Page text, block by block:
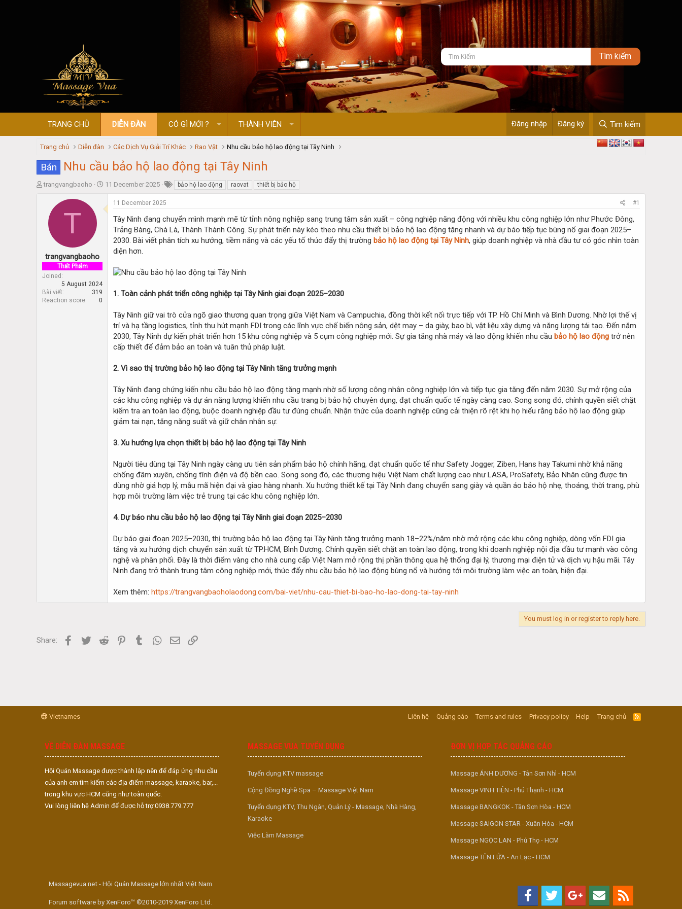
TRANG CHỦ DIỄN ĐÀN CÓ GÌ MỚI ? THÀNH VIÊN Đăng nhập Đăng ký Tìm kiếm
Trang chủ Diễn đàn Các Dịch Vụ Giải Trí Khác Rao Vặt Nhu cầu bảo hộ lao động tại Tây Ninh
Bán Nhu cầu bảo hộ lao động tại Tây Ninh
T
a
t
r
trangvangbaoho
S
r
11 December 2025 bảo hộ lao động raovat thiết bị bảo hộ
T
trangvangbaoho
Thất Phẩm
Joined
5 August 2024
Bài viết
319
Reaction score
0
11 December 2025 #1
Tây Ninh đang chuyển mình mạnh mẽ từ tỉnh nông nghiệp sang trung tâm sản xuất – công nghiệp năng động với nhiều khu công nghiệp lớn như Phước Đông,
Trảng Bàng, Chà Là, Thành Thành Công. Sự phát triển này kéo theo nhu cầu thiết bị bảo hộ lao động tăng nhanh và dự báo tiếp tục bùng nổ giai đoạn 2025–
2030. Bài viết phân tích xu hướng, tiềm năng và các yếu tố thúc đẩy thị trường bảo hộ lao động tại Tây Ninh, giúp doanh nghiệp và nhà đầu tư có góc nhìn toàn
diện hơn.
1. Toàn cảnh phát triển công nghiệp tại Tây Ninh giai đoạn 2025–2030
Tây Ninh giữ vai trò cửa ngõ giao thương quan trọng giữa Việt Nam và Campuchia, đồng thời kết nối trực tiếp với TP. Hồ Chí Minh và Bình Dương. Nhờ lợi thế vị
trí và hạ tầng logistics, tỉnh thu hút mạnh FDI trong các lĩnh vực chế biến nông sản, dệt may – da giày, bao bì, vật liệu xây dựng và năng lượng tái tạo. Đến năm
2030, Tây Ninh dự kiến phát triển hơn 15 khu công nghiệp và 5 cụm công nghiệp mới. Sự gia tăng nhà máy và lao động khiến nhu cầu bảo hộ lao động trở nên
cấp thiết để đảm bảo an toàn và tuân thủ pháp luật.
2. Vì sao thị trường bảo hộ lao động tại Tây Ninh tăng trưởng mạnh
Tây Ninh đang chứng kiến nhu cầu bảo hộ lao động tăng mạnh nhờ số lượng công nhân công nghiệp lớn và tiếp tục gia tăng đến năm 2030. Sự mở rộng của
các khu công nghiệp và dự án năng lượng khiến nhu cầu trang bị bảo hộ chuyên dụng, đạt chuẩn quốc tế ngày càng cao. Song song đó, chính quyền siết chặt
kiểm tra an toàn lao động, buộc doanh nghiệp đầu tư đúng chuẩn. Nhận thức của doanh nghiệp cũng cải thiện rõ rệt khi họ hiểu rằng bảo hộ lao động giúp
giảm tai nạn, tăng năng suất và giữ chân nhân sự.
3. Xu hướng lựa chọn thiết bị bảo hộ lao động tại Tây Ninh
Người tiêu dùng tại Tây Ninh ngày càng ưu tiên sản phẩm bảo hộ chính hãng, đạt chuẩn quốc tế như Safety Jogger, Ziben, Hans hay Takumi nhờ khả năng
chống đâm xuyên, chống tĩnh điện và độ bền cao. Song song đó, các thương hiệu Việt Nam chất lượng cao như LASA, ProSafety, Bảo Nhân cũng được tin
dùng nhờ giá hợp lý, mẫu mã hiện đại và giao hàng nhanh. Xu hướng thiết kế tại Tây Ninh đang chuyển sang giày và quần áo bảo hộ nhẹ, thoáng, thời trang, phù
hợp môi trường làm việc trẻ trung tại các khu công nghiệp lớn.
4. Dự báo nhu cầu bảo hộ lao động tại Tây Ninh giai đoạn 2025–2030
Dự báo giai đoạn 2025–2030, thị trường bảo hộ lao động tại Tây Ninh tăng trưởng mạnh 18–22%/năm nhờ mở rộng các khu công nghiệp, dòng vốn FDI gia
tăng và xu hướng dịch chuyển sản xuất từ TP.HCM, Bình Dương. Chính quyền siết chặt an toàn lao động, trong khi doanh nghiệp nội địa đầu tư mạnh vào công
nghệ và phân phối. Đây là thời điểm vàng cho nhà cung cấp Việt Nam mở rộng thị phần thông qua hệ thống đại lý, thương mại điện tử và dịch vụ hậu mãi. Tây
Ninh đang trở thành trung tâm công nghiệp mới, thúc đẩy nhu cầu bảo hộ lao động bùng nổ và hướng tới môi trường làm việc an toàn, hiện đại.
Xem thêm: https://trangvangbaoholaodong.com/bai-viet/nhu-cau-thiet-bi-bao-ho-lao-dong-tai-tay-ninh
You must log in or register to reply here.
Share: Facebook
Twitter Reddit PinterestTumblr WhatsApp
Email
Vietnames Liên hệ Quảng cáo Terms and rules Privacy policy Help Trang chủ
R
S
VỀ DIỄN ĐÀN MASSAGE
Hội Quán Massage được thành lập nên để đáp ứng nhu cầu
của anh em tìm kiếm các địa điểm massage, karaoke, bar,...
trong khu vực HCM cũng như toàn quốc.
Vui lòng liên hệ Admin để được hỗ trợ 0938.779.777
MASSAGE VUA TUYỂN DỤNG
Tuyển dụng KTV massage
Cộng Đồng Nghề Spa – Massage Việt Nam
Tuyển dụng KTV, Thu Ngân, Quản Lý - Massage, Nhà Hàng,
Karaoke
Việc Làm Massage
ĐƠN VỊ HỢP TÁC QUẢNG CÁO
Massage ÁNH DƯƠNG - Tân Sơn Nhì - HCM
Massage VINH TIÊN - Phú Thạnh - HCM
Massage BANGKOK - Tân Sơn Hòa - HCM
Massage SAIGON STAR - Xuân Hòa - HCM
Massage NGỌC LAN - Phú Thọ - HCM
Massage TÊN LỬA - An Lạc - HCM
Massagevua.net - Hội Quán Massage lớn nhất Việt Nam
Forum software by XenForo™ ©2010-2019 XenForo Ltd.